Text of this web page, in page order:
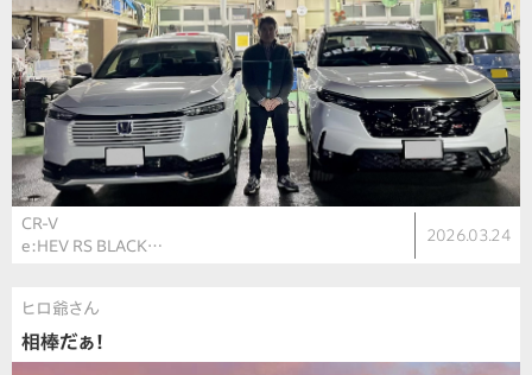
CR-V
e:HEV RS BLACK…
2026.03.24
ヒロ爺さん
相棒だぁ！